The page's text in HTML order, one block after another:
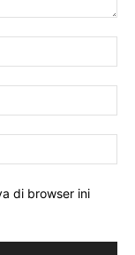
di browser ini